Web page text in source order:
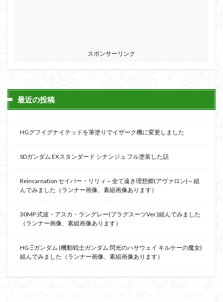
スポンサーリンク
最近の投稿
HGグフイグナイテッドを筆塗りでイザーク機に変更しました
SDガンダム EXスタンダード シナンジュ フル塗装した話
Reincarnation セイバー・リリィ～全て遠き理想郷(アヴァロン)～組
んでみました（ランナー画像、素組画像あります）
30MP 式波・アスカ・ラングレー(プラグスーツVer.)組んでみました
（ランナー画像、素組画像あります）
HG Ξガンダム (機動戦士ガンダム 閃光のハサウェイ キルケーの魔女)
組んでみました（ランナー画像、素組画像あります）